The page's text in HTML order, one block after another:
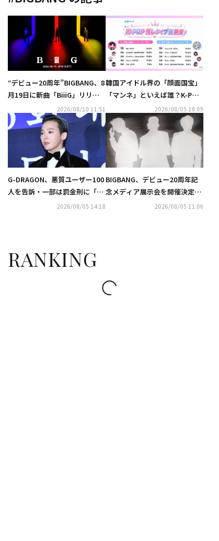
“デビュー20周年”BIGBANG、8
月19日に新曲「BiiiG」リリー
ス決定！ポスターも公開
2026/08/10 11:51
韓国アイドル界の「顔面国宝」
「マンネ」といえば誰？K-POP
推しタイプ別調査の結果が明ら
かに
2026/08/05 18:09
G-DRAGON、悪質ユーザー100
人を告訴・一部は罰金刑に「匿
名アカウントも処罰の可能性」
2026/08/05 14:18
BIGBANG、デビュー20周年記
念メディア展示会を開催決定！
無料で実施も…予告ポスターに
2026/08/05 11:06
RANKING